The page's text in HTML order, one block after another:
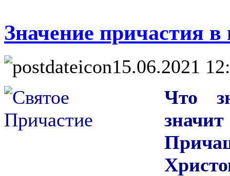
Значение причастия
15.06.2021
Что